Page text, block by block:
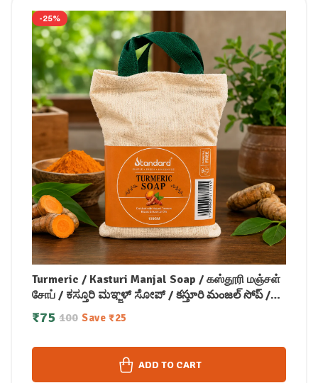
-25%
Turmeric / Kasturi Manjal Soap / கஸ்தூரி மஞ்சள்
சோப் / ಕಸ್ತೂರಿ ಮಞ್ಜಳ್ ಸೋಪ್ / కస్తూరి మంజల్ సోప్ /
कस्तूरी मंजल सोप / കസ്തൂരി മഞ്ചള്‍ സോപ്പ് (100
GM)
100
₹75 Save ₹25
ADD TO CART